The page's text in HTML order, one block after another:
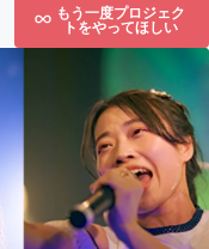
もう一度プロジェク
トをやってほしい